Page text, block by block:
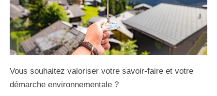
Vous souhaitez valoriser votre savoir-faire et votre
démarche environnementale ?